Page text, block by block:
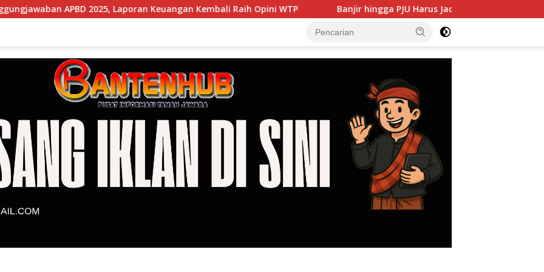
Laporan Keuangan Kembali Raih Opini WTP Banjir hingga PJU Harus Jadi Prioritas, DPRD Dorong Pemkot